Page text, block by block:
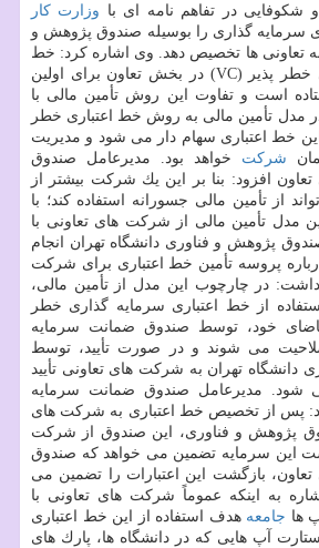
در تفاهم نامه ای با وزارت كار
سرمایه گذاری را بوسیله صندوق پژوهش و
به تعاونی ها تخصیص دهد. وی اشاره كرد: خط
اعتباری سرمایه گذاری خطر پذیر (VC) در بخش تعاون برای اولین
است و تفاوت این روش تأمین مالی با
مدل تأمین مالی به روش خط اعتباری خطر
این خط اعتباری سهام دار می شود و مدیریت
شركت خواهد بود. مدیرعامل صندوق
افزود: بنا بر این یك شركت بیشتر از
نمی تواند از تأمین مالی جسورانه استفاده كند؛ با
مدل تأمین مالی از شركت های تعاونی با
صندوق پژوهش و فناوری دانشگاه تهران انجام
پروسه تأمین خط اعتباری برای شركت
داشت: در چارچوب این مدل از تأمین مالی،
از خط اعتباری سرمایه گذاری خطر
خود، توسط صندوق ضمانت سرمایه
می شوند و در صورت تأیید، توسط
دانشگاه تهران به شركت های تعاونی تأیید
شود. مدیرعامل صندوق ضمانت سرمایه
پس از تخصیص خط اعتباری به شركت های
پژوهش و فناوری، این صندوق از شركت
این سرمایه تضمین می خواهد كه صندوق
بازگشت این اعتبارات را تضمین می
به اینكه عموماً شركت های تعاونی با
ها جامعه هدف استفاده از این خط اعتباری
آپ هایی كه در دانشگاه ها، پارك های